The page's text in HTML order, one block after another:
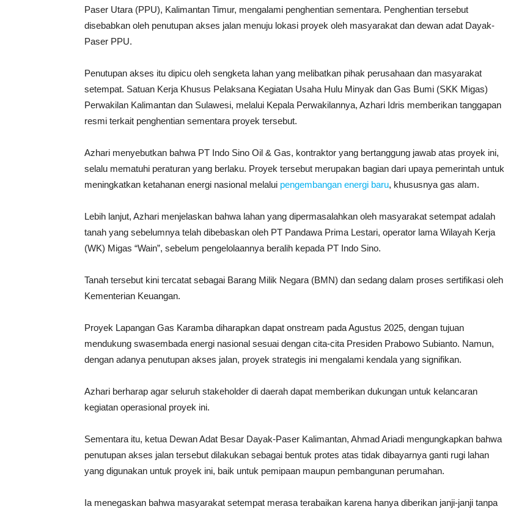
Paser Utara (PPU), Kalimantan Timur, mengalami penghentian sementara. Penghentian tersebut
disebabkan oleh penutupan akses jalan menuju lokasi proyek oleh masyarakat dan dewan adat Dayak-
Paser PPU.
Penutupan akses itu dipicu oleh sengketa lahan yang melibatkan pihak perusahaan dan masyarakat
setempat. Satuan Kerja Khusus Pelaksana Kegiatan Usaha Hulu Minyak dan Gas Bumi (SKK Migas)
Perwakilan Kalimantan dan Sulawesi, melalui Kepala Perwakilannya, Azhari Idris memberikan tanggapan
resmi terkait penghentian sementara proyek tersebut.
Azhari menyebutkan bahwa PT Indo Sino Oil & Gas, kontraktor yang bertanggung jawab atas proyek ini,
selalu mematuhi peraturan yang berlaku. Proyek tersebut merupakan bagian dari upaya pemerintah untuk
meningkatkan ketahanan energi nasional melalui pengembangan energi baru, khususnya gas alam.
Lebih lanjut, Azhari menjelaskan bahwa lahan yang dipermasalahkan oleh masyarakat setempat adalah
tanah yang sebelumnya telah dibebaskan oleh PT Pandawa Prima Lestari, operator lama Wilayah Kerja
(WK) Migas “Wain”, sebelum pengelolaannya beralih kepada PT Indo Sino.
Tanah tersebut kini tercatat sebagai Barang Milik Negara (BMN) dan sedang dalam proses sertifikasi oleh
Kementerian Keuangan.
Proyek Lapangan Gas Karamba diharapkan dapat onstream pada Agustus 2025, dengan tujuan
mendukung swasembada energi nasional sesuai dengan cita-cita Presiden Prabowo Subianto. Namun,
dengan adanya penutupan akses jalan, proyek strategis ini mengalami kendala yang signifikan.
Azhari berharap agar seluruh stakeholder di daerah dapat memberikan dukungan untuk kelancaran
kegiatan operasional proyek ini.
Sementara itu, ketua Dewan Adat Besar Dayak-Paser Kalimantan, Ahmad Ariadi mengungkapkan bahwa
penutupan akses jalan tersebut dilakukan sebagai bentuk protes atas tidak dibayarnya ganti rugi lahan
yang digunakan untuk proyek ini, baik untuk pemipaan maupun pembangunan perumahan.
Ia menegaskan bahwa masyarakat setempat merasa terabaikan karena hanya diberikan janji-janji tanpa